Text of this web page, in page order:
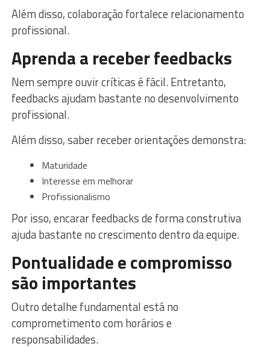
Além disso, colaboração fortalece relacionamento
profissional.
Aprenda a receber feedbacks
Nem sempre ouvir críticas é fácil. Entretanto,
feedbacks ajudam bastante no desenvolvimento
profissional.
Além disso, saber receber orientações demonstra:
Maturidade
Interesse em melhorar
Profissionalismo
Por isso, encarar feedbacks de forma construtiva
ajuda bastante no crescimento dentro da equipe.
Pontualidade e compromisso
são importantes
Outro detalhe fundamental está no
comprometimento com horários e
responsabilidades.